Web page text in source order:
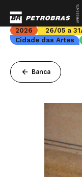
2026
26/05 a
Cidade das Artes
arrow_back Banca